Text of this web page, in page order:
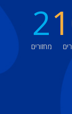
2
מחזורים